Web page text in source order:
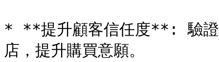
* **提升顧客信任度**: 驗證
店，提升購買意願。